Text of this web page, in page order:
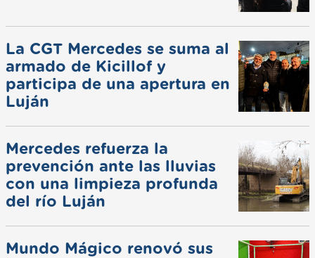
La CGT Mercedes se suma al
armado de Kicillof y
participa de una apertura en
Luján
Mercedes refuerza la
prevención ante las lluvias
con una limpieza profunda
del río Luján
Mundo Mágico renovó sus